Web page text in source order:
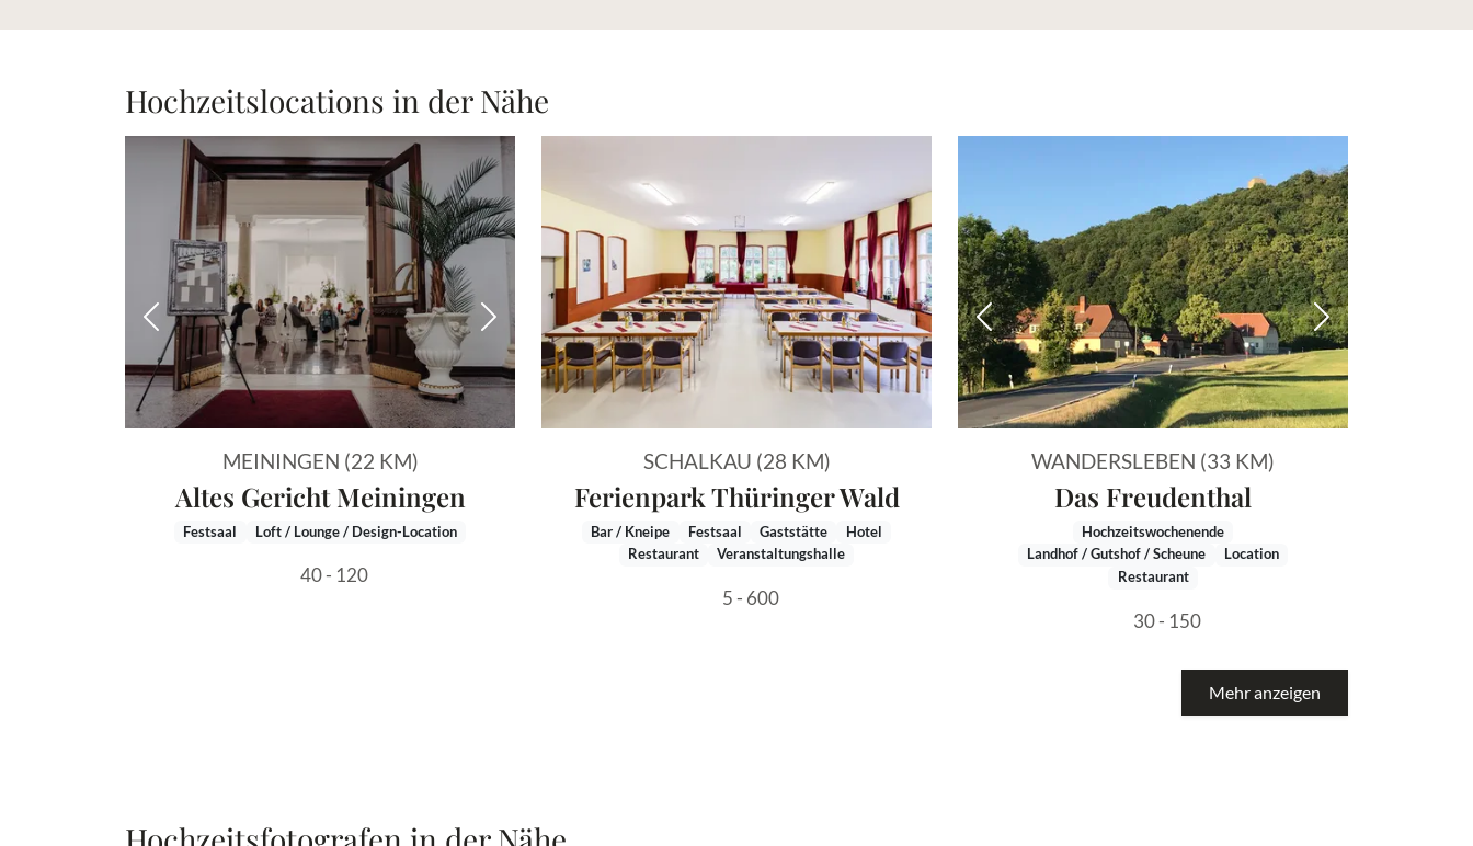
Hochzeitslocations in der Nähe
Vorheriges Bild Nächstes Bild
MEININGEN (22 KM)
Altes Gericht Meiningen
Festsaal Loft / Lounge / Design-Location
40 - 120
SCHALKAU (28 KM)
Ferienpark Thüringer Wald
Bar / Kneipe Festsaal Gaststätte
Hotel
Restaurant
Veranstaltungshalle
5 - 600
Vorheriges Bild Nächstes Bild
WANDERSLEBEN (33 KM)
Das Freudenthal
Hochzeitswochenende
Landhof / Gutshof / Scheune
Location
Restaurant
30 - 150
Mehr anzeigen